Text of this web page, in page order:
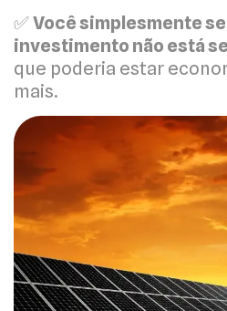
✅Você simplesmente
investimento não está
que poderia estar
mais.